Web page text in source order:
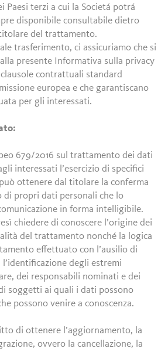
Paesi terzi a cui la Societá potrá
disponibile consultabile dietro
del trattamento.
trasferimento, ci assicuriamo che si
presente Informativa sulla privacy
contrattuali standard
europea e che garantiscano
per gli interessati.
679/2016 sul trattamento dei dati
interessati l’esercizio di specifici
ottenere dal titolare la conferma
di propri dati personali che lo
in forma intelligibile.
chiedere di conoscere l’origine dei
del trattamento nonché la logica
effettuato con l’ausilio di
degli estremi
dei responsabili nominati e dei
soggetti ai quali i dati possono
possono venire a conoscenza.
di ottenere l’aggiornamento, la
ovvero la cancellazione, la